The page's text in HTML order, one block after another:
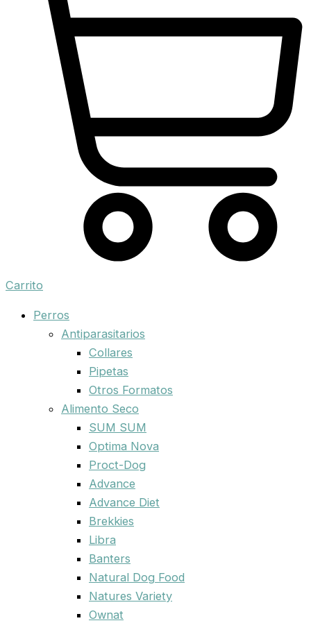
Carrito
Perros
Antiparasitarios
Collares
Pipetas
Otros Formatos
Alimento Seco
SUM SUM
Optima Nova
Proct-Dog
Advance
Advance Diet
Brekkies
Libra
Banters
Natural Dog Food
Natures Variety
Ownat